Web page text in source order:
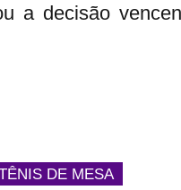
a decisão
DE MESA